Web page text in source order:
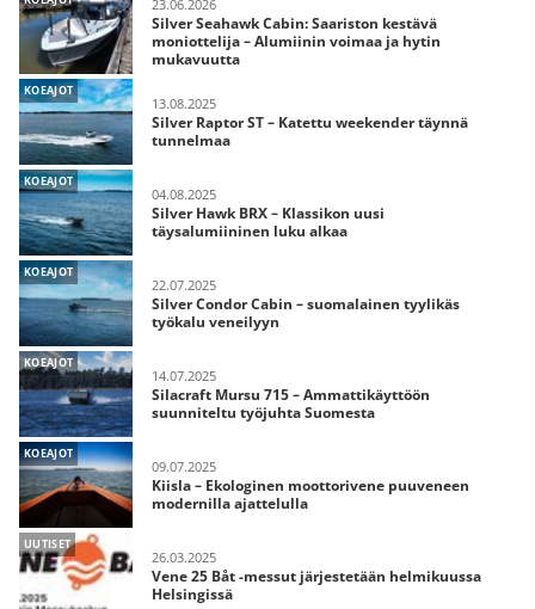
23.06.2026
Silver Seahawk Cabin: Saariston kestävä
moniottelija – Alumiinin voimaa ja hytin
mukavuutta
KOEAJOT
13.08.2025
Silver Raptor ST – Katettu weekender täynnä
tunnelmaa
KOEAJOT
04.08.2025
Silver Hawk BRX – Klassikon uusi
täysalumiininen luku alkaa
KOEAJOT
22.07.2025
Silver Condor Cabin – suomalainen tyylikäs
työkalu veneilyyn
KOEAJOT
14.07.2025
Silacraft Mursu 715 – Ammattikäyttöön
suunniteltu työjuhta Suomesta
KOEAJOT
09.07.2025
Kiisla – Ekologinen moottorivene puuveneen
modernilla ajattelulla
UUTISET
26.03.2025
Vene 25 Båt -messut järjestetään helmikuussa
Helsingissä